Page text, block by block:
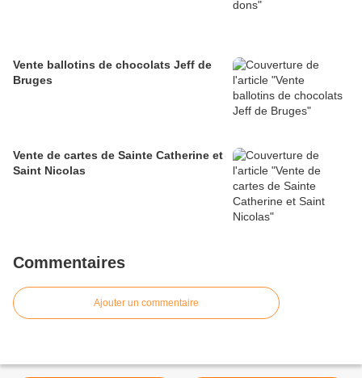
Vente ballotins de chocolats Jeff de
Bruges
Vente de cartes de Sainte Catherine et
Saint Nicolas
Commentaires
Ajouter un commentaire